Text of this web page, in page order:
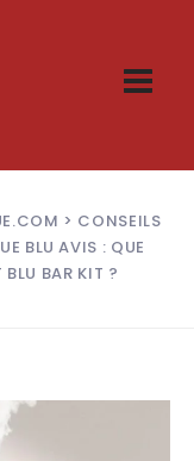
> CONSEILS
BLU AVIS : QUE
BLU BAR KIT ?